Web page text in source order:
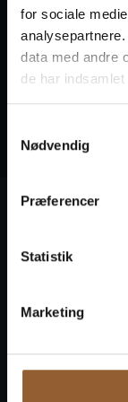
for sociale
data med andre
de har
Nødvendig
Præferencer
Statistik
Marketing
Tag med
Det
29. september
Dejligt